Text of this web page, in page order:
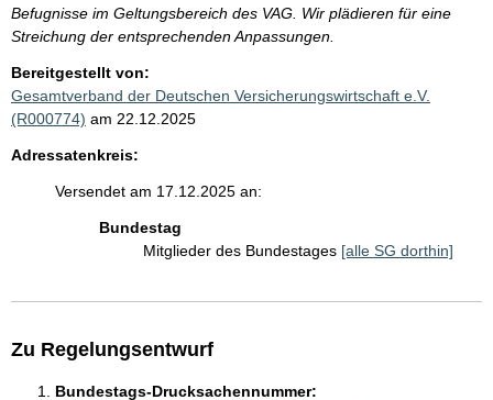
Befugnisse im Geltungsbereich des VAG. Wir plädieren für eine
Streichung der entsprechenden Anpassungen.
Bereitgestellt von:
Gesamtverband der Deutschen Versicherungswirtschaft e.V.
(R000774) am 22.12.2025
Adressatenkreis:
Versendet am 17.12.2025 an:
Bundestag
Mitglieder des Bundestages [alle SG dorthin]
Zu Regelungsentwurf
Bundestags-Drucksachennummer: